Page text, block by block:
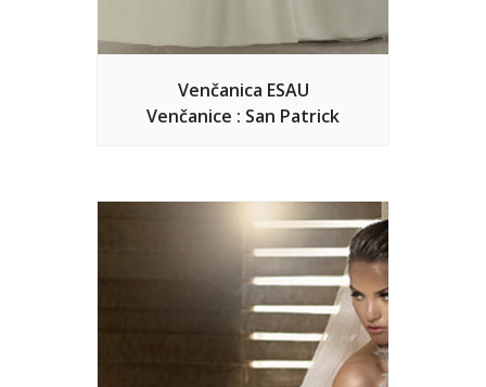
Venčanica ESAU
Venčanice : San Patrick